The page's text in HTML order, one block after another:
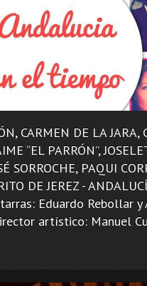
CARMEN DE LA JARA,
“EL PARRÓN”,
SORROCHE, PAQUI
DE JEREZ -
Eduardo Rebollar y
artístico: Manuel